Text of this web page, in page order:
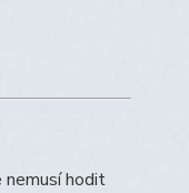
nemusí hodit